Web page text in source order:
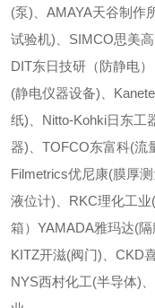
(泵)、AMAYA天谷制作
试验机)、SIMCO思美
DIT东日技研（防静电
(静电仪器设备)、
纸)、Nitto-Kohki日东工
器)、TOFCO东富科(流
Filmetrics优尼康(膜厚
液位计)、RKC理化工
箱）YAMADA雅玛达(
KITZ开滋(阀门)、CKD
NYS西村化工(半导体)